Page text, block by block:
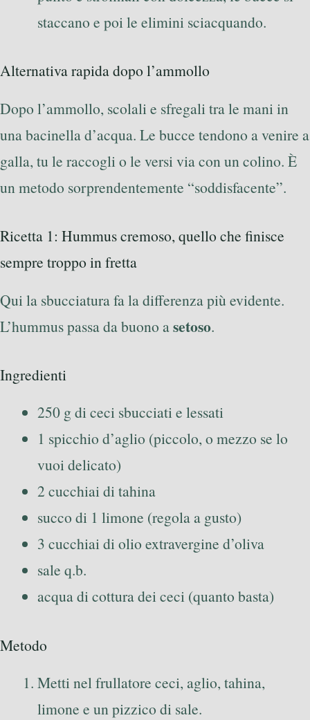
staccano e poi le elimini sciacquando.
Alternativa rapida dopo l’ammollo
Dopo l’ammollo, scolali e sfregali tra le mani in
una bacinella d’acqua. Le bucce tendono a venire a
galla, tu le raccogli o le versi via con un colino. È
un metodo sorprendentemente “soddisfacente”.
Ricetta 1: Hummus cremoso, quello che finisce
sempre troppo in fretta
Qui la sbucciatura fa la differenza più evidente.
L’hummus passa da buono asetoso.
Ingredienti
250 g di ceci sbucciati e lessati
1 spicchio d’aglio (piccolo, o mezzo se lo
vuoi delicato)
2 cucchiai di tahina
succo di 1 limone (regola a gusto)
3 cucchiai di olio extravergine d’oliva
sale q.b.
acqua di cottura dei ceci (quanto basta)
Metodo
Metti nel frullatore ceci, aglio, tahina,
limone e un pizzico di sale.